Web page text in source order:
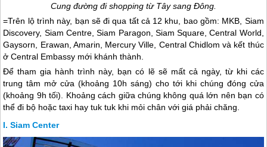
Cung đường đi shopping từ Tây sang Đông.
=Trên lộ trình này, bạn sẽ đi qua tất cả 12 khu, bao gồm: MKB, Siam
Discovery, Siam Centre, Siam Paragon, Siam Square, Central World,
Gaysorn, Erawan, Amarin, Mercury Ville, Central Chidlom và kết thúc
ở Central Embassy mới khánh thành.
Để tham gia hành trình này, bạn có lẽ sẽ mất cả ngày, từ khi các
trung tâm mở cửa (khoảng 10h sáng) cho tới khi chúng đóng cửa
(khoảng 9h tối). Khoảng cách giữa chúng không quá lớn nên bạn có
thể đi bộ hoặc taxi hay tuk tuk khi mỏi chân với giá phải chăng.
Siam Center